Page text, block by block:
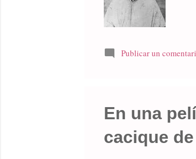
Publicar un
En una
cacique